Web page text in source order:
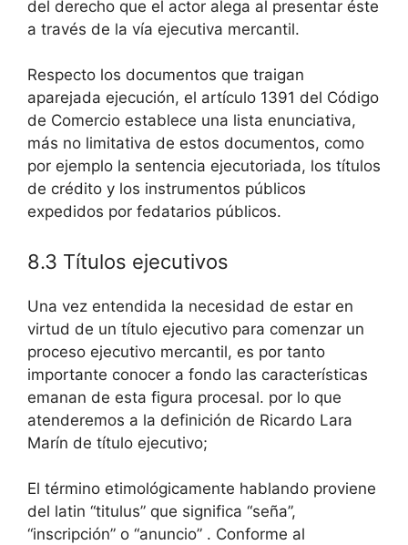
del derecho que el actor alega al presentar éste
a través de la vía ejecutiva mercantil.
Respecto los documentos que traigan
aparejada ejecución, el artículo 1391 del Código
de Comercio establece una lista enunciativa,
más no limitativa de estos documentos, como
por ejemplo la sentencia ejecutoriada, los títulos
de crédito y los instrumentos públicos
expedidos por fedatarios públicos.
8.3 Títulos ejecutivos
Una vez entendida la necesidad de estar en
virtud de un título ejecutivo para comenzar un
proceso ejecutivo mercantil, es por tanto
importante conocer a fondo las características
emanan de esta figura procesal. por lo que
atenderemos a la definición de Ricardo Lara
Marín de título ejecutivo;
El término etimológicamente hablando proviene
del latin “titulus” que significa “seña”,
“inscripción” o “anuncio” . Conforme al